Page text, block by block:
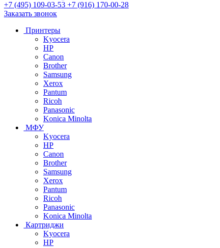
+7 (495) 109-03-53 +7 (916) 170-00-28
Заказать звонок
Принтеры
Kyocera
HP
Canon
Brother
Samsung
Xerox
Pantum
Ricoh
Panasonic
Konica Minolta
МФУ
Kyocera
HP
Canon
Brother
Samsung
Xerox
Pantum
Ricoh
Panasonic
Konica Minolta
Картриджи
Kyocera
HP